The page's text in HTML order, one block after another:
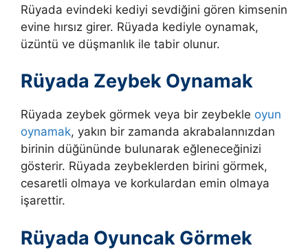
Rüyada evindeki kediyi sevdiğini gören kimsenin
evine hırsız girer. Rüyada kediyle oynamak,
üzüntü ve düşmanlık ile tabir olunur.
Rüyada Zeybek Oynamak
Rüyada zeybek görmek veya bir zeybekle oyun
oynamak, yakın bir zamanda akrabalannızdan
birinin düğününde bulunarak eğleneceğinizi
gösterir. Rüyada zeybeklerden birini görmek,
cesaretli olmaya ve korkulardan emin olmaya
işarettir.
Rüyada Oyuncak Görmek